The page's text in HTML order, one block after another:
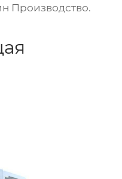
Производство.